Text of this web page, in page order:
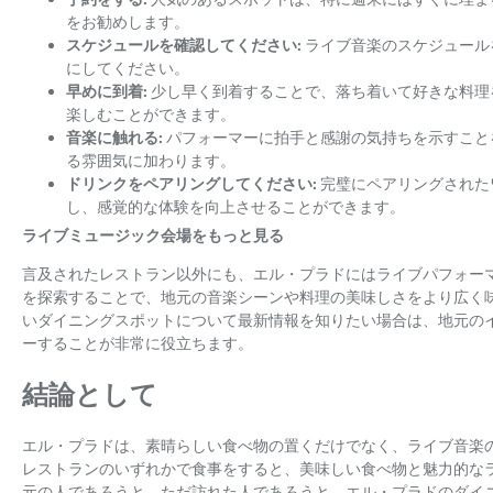
をお勧めします。
スケジュールを確認してください: ライブ音楽のスケジュー
にしてください。
早めに到着: 少し早く到着することで、落ち着いて好きな料
楽しむことができます。
音楽に触れる: パフォーマーに拍手と感謝の気持ちを示すこ
る雰囲気に加わります。
ドリンクをペアリングしてください: 完璧にペアリングされ
し、感覚的な体験を向上させることができます。
ライブミュージック会場をもっと見る
言及されたレストラン以外にも、エル・プラドにはライブパフォ
を探索することで、地元の音楽シーンや料理の美味しさをより広
いダイニングスポットについて最新情報を知りたい場合は、地元
ーすることが非常に役立ちます。
結論として
エル・プラドは、素晴らしい食べ物の置くだけでなく、ライブ音
レストランのいずれかで食事をすると、美味しい食べ物と魅力的